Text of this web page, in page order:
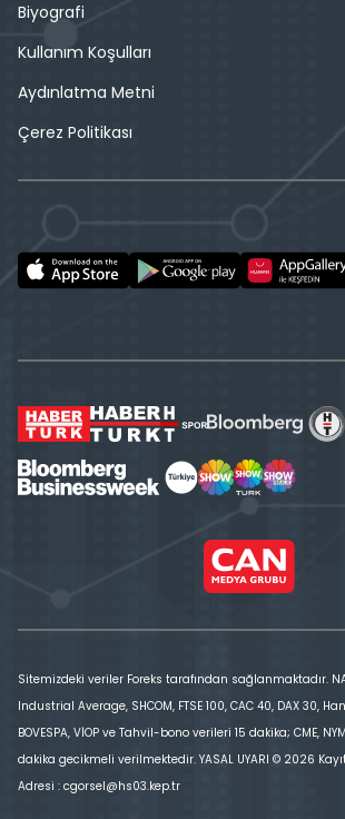
Biyografi
Kullanım Koşulları
Aydınlatma Metni
Çerez Politikası
Sitemizdeki veriler Foreks tarafından sağlanmaktadır.
Industrial Average, SHCOM, FTSE 100, CAC 40, DAX 30,
BOVESPA, VİOP ve Tahvil-bono verileri 15 dakika; CME,
dakika gecikmeli verilmektedir. YASAL UYARI © 2026
Adresi : cgorsel@hs03.kep.tr